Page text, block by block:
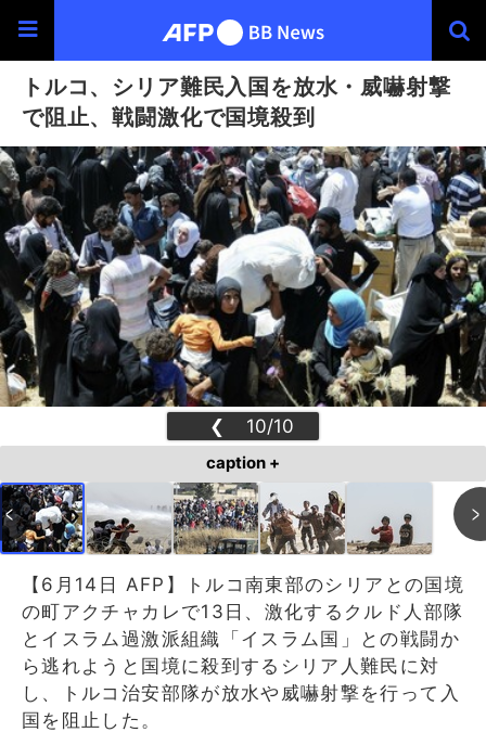
トルコ、シリア難民入国を放水・威嚇射撃
で阻止、戦闘激化で国境殺到
❮
10/10
❯
caption +
【6月14日 AFP】トルコ南東部のシリアとの国境
の町アクチャカレで13日、激化するクルド人部隊
とイスラム過激派組織「イスラム国」との戦闘か
ら逃れようと国境に殺到するシリア人難民に対
し、トルコ治安部隊が放水や威嚇射撃を行って入
国を阻止した。